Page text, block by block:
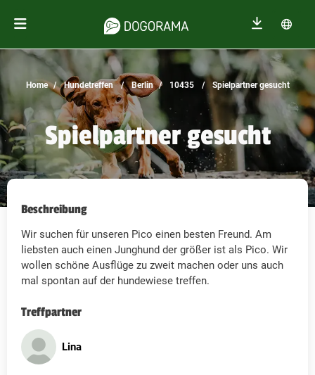
Home Hundetreffen Berlin 10435 Spielpartner gesucht
Spielpartner gesucht
Beschreibung
Wir suchen für unseren Pico einen besten Freund. Am
liebsten auch einen Junghund der größer ist als Pico. Wir
wollen schöne Ausflüge zu zweit machen oder uns auch
mal spontan auf der hundewiese treffen.
Treffpartner
Lina